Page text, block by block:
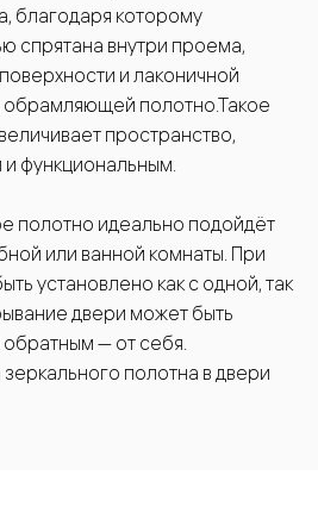
благодаря которому
спрятана внутри проема,
и лаконичной
полотно.Такое
пространство,
функциональным.
полотно идеально подойдёт
или ванной комнаты. При
установлено как с одной, так
двери может быть
— от себя.
полотна в двери